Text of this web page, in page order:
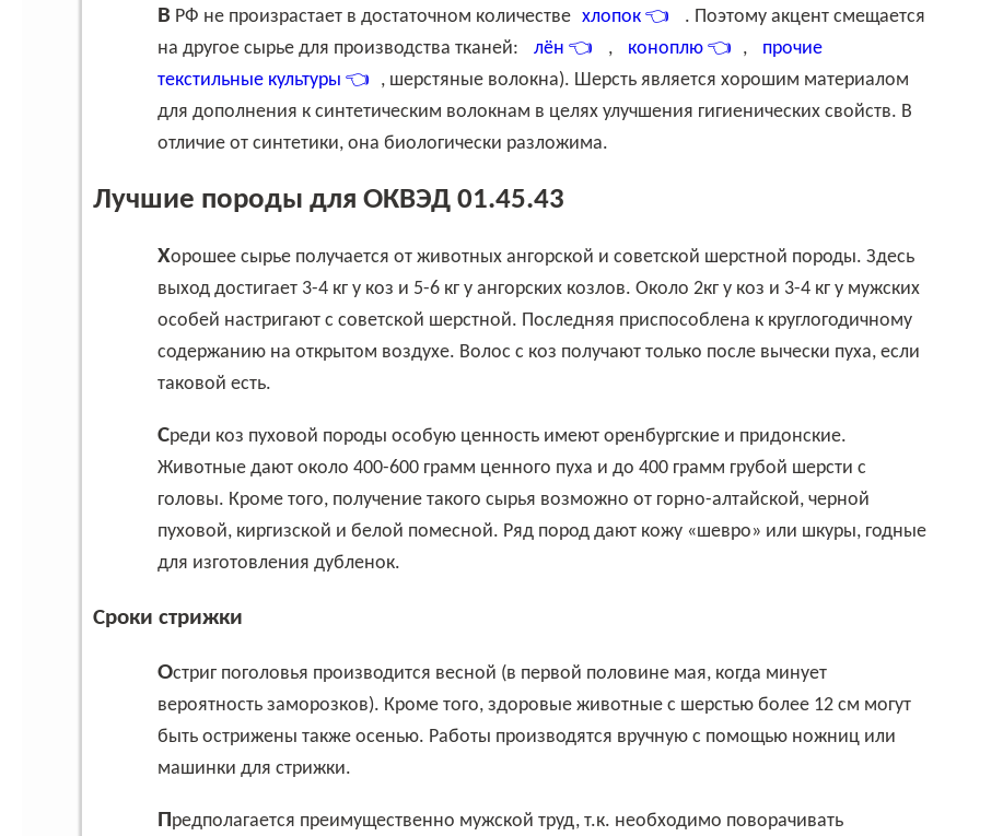
В РФ не произрастает в достаточном количестве хлопок 👈
. Поэтому акцент смещается
на другое сырье для производства тканей:
лён 👈 , коноплю 👈 ,
прочие
текстильные культуры 👈
, шерстяные волокна). Шерсть является хорошим материалом
для дополнения к синтетическим волокнам в целях улучшения гигиенических свойств. В
отличие от синтетики, она биологически разложима.
Лучшие породы для ОКВЭД 01.45.43
Хорошее сырье получается от животных ангорской и советской шерстной породы. Здесь
выход достигает 3-4 кг у коз и 5-6 кг у ангорских козлов. Около 2кг у коз и 3-4 кг у мужских
особей настригают с советской шерстной. Последняя приспособлена к круглогодичному
содержанию на открытом воздухе. Волос с коз получают только после вычески пуха, если
таковой есть.
Среди коз пуховой породы особую ценность имеют оренбургские и придонские.
Животные дают около 400-600 грамм ценного пуха и до 400 грамм грубой шерсти с
головы. Кроме того, получение такого сырья возможно от горно-алтайской, черной
пуховой, киргизской и белой помесной. Ряд пород дают кожу «шевро» или шкуры, годные
для изготовления дубленок.
Сроки стрижки
Остриг поголовья производится весной (в первой половине мая, когда минует
вероятность заморозков). Кроме того, здоровые животные с шерстью более 12 см могут
быть острижены также осенью. Работы производятся вручную с помощью ножниц или
машинки для стрижки.
Предполагается преимущественно мужской труд, т.к. необходимо поворачивать